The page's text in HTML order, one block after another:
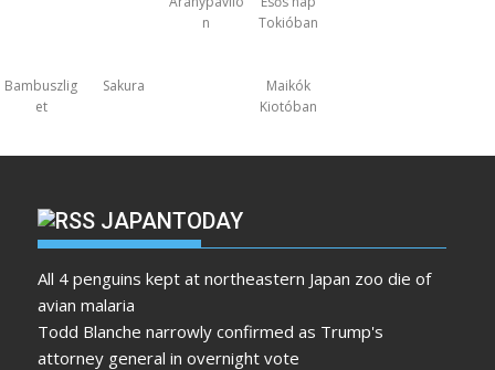
n
Tokióban
Bambuszlig
et
Sakura
Maikók
Kiotóban
JAPANTODAY
All 4 penguins kept at northeastern Japan zoo die of
avian malaria
Todd Blanche narrowly confirmed as Trump's
attorney general in overnight vote